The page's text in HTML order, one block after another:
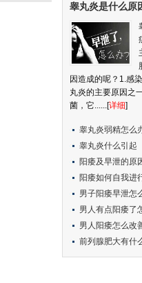
睾丸炎是什么原
因造成的呢？1.感
丸炎的主要原因之
菌，它......[详细]
睾丸炎弱精怎么
睾丸炎什么引起
阳痿及早泄的原
阳痿如何自我进
男子阳痿早泄怎
男人有点阳痿了
男人阳痿怎么改
前列腺肥大有什